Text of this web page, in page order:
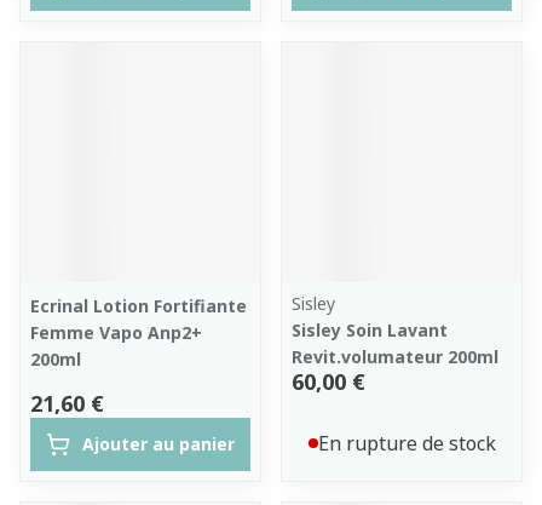
Ecrinal Lotion Fortifiante
Femme Vapo Anp2+
200ml
21,60 €
Ajouter au panier
Sisley
Sisley Soin Lavant
Revit.volumateur 200ml
60,00 €
En rupture de stock